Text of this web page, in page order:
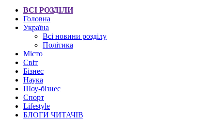
ВСІ РОЗДІЛИ
Головна
Україна
Всі новини розділу
Політика
Місто
Світ
Бізнес
Наука
Шоу-бізнес
Спорт
Lifestyle
БЛОГИ ЧИТАЧІВ